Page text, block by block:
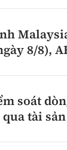
8/8),
soát
tài